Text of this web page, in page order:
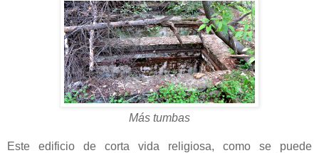
Más tumbas
Este edificio de corta vida religiosa, como se puede